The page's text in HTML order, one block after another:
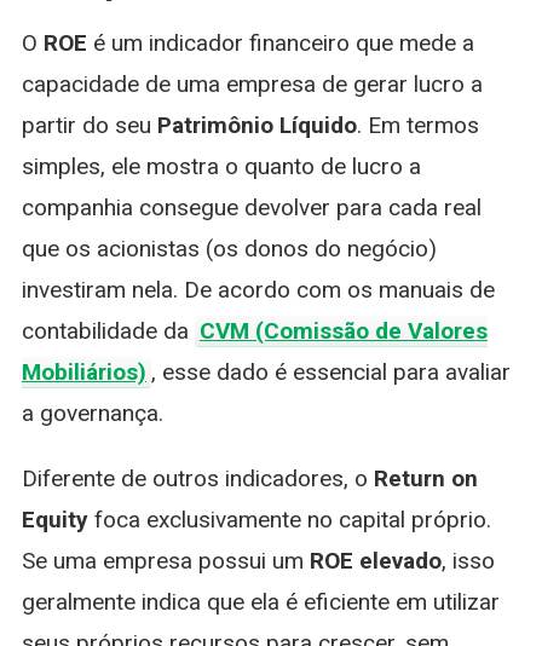
O ROE é um indicador financeiro que mede a
capacidade de uma empresa de gerar lucro a
partir do seu Patrimônio Líquido. Em termos
simples, ele mostra o quanto de lucro a
companhia consegue devolver para cada real
que os acionistas (os donos do negócio)
investiram nela. De acordo com os manuais de
contabilidade da CVM (Comissão de Valores
Mobiliários) , esse dado é essencial para avaliar
a governança.
Diferente de outros indicadores, o Return on
Equityfoca exclusivamente no capital próprio.
Se uma empresa possui um ROE elevado, isso
geralmente indica que ela é eficiente em utilizar